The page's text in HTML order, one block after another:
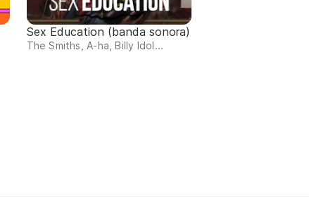
Sex Education (banda sonora)
The Smiths, A-ha, Billy Idol...